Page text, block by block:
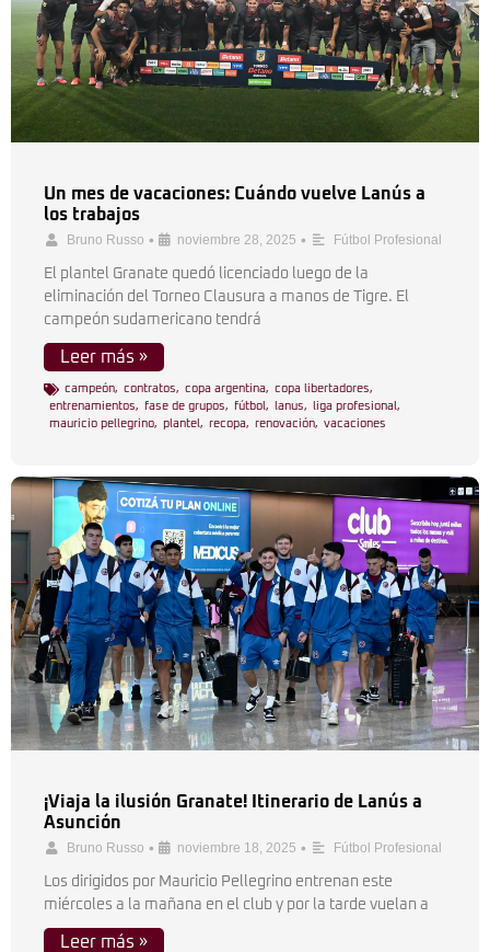
Un mes de vacaciones: Cuándo vuelve Lanús a
los trabajos
Bruno Russo • noviembre 28, 2025 • Fútbol Profesional
El plantel Granate quedó licenciado luego de la
eliminación del Torneo Clausura a manos de Tigre. El
campeón sudamericano tendrá
Leer más »
campeón, contratos, copa argentina, copa libertadores,
entrenamientos, fase de grupos, fútbol , lanus, liga profesional ,
mauricio pellegrino, plantel , recopa, renovación, vacaciones
¡Viaja la ilusión Granate! Itinerario de Lanús a
Asunción
Bruno Russo • noviembre 18, 2025 • Fútbol Profesional
Los dirigidos por Mauricio Pellegrino entrenan este
miércoles a la mañana en el club y por la tarde vuelan a
Leer más »